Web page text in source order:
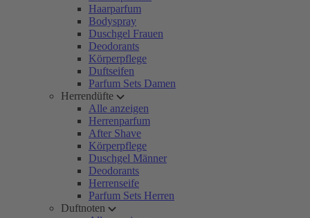
Haarparfum
Bodyspray
Duschgel Frauen
Deodorants
Körperpflege
Duftseifen
Parfum Sets Damen
Herrendüfte
Alle anzeigen
Herrenparfum
After Shave
Körperpflege
Duschgel Männer
Deodorants
Herrenseife
Parfum Sets Herren
Duftnoten